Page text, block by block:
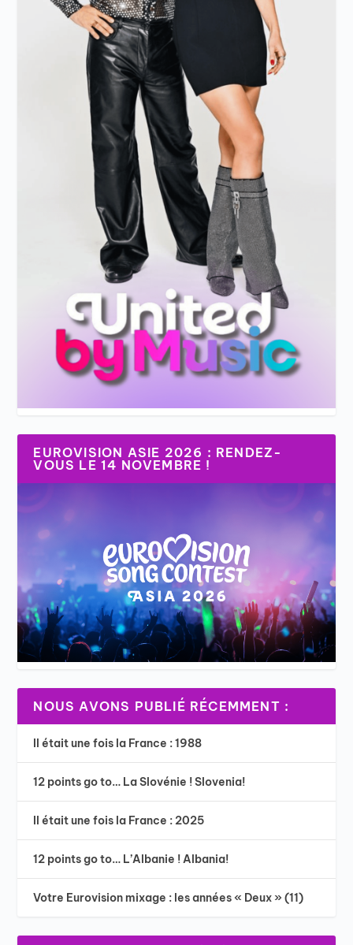
EUROVISION ASIE 2026 : RENDEZ-
VOUS LE 14 NOVEMBRE !
NOUS AVONS PUBLIÉ RÉCEMMENT :
Il était une fois la France : 1988
12 points go to… La Slovénie ! Slovenia!
Il était une fois la France : 2025
12 points go to… L’Albanie ! Albania!
Votre Eurovision mixage : les années « Deux » (11)